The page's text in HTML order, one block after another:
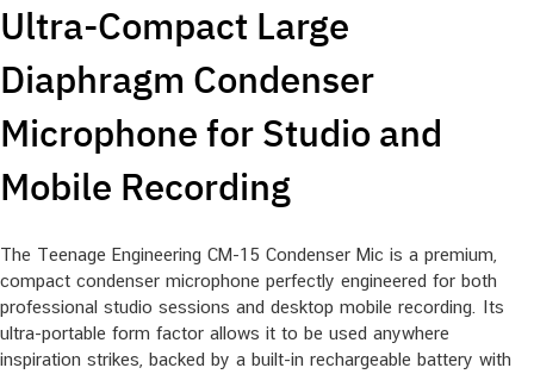
Ultra-Compact Large
Diaphragm Condenser
Microphone for Studio and
Mobile Recording
The Teenage Engineering CM-15 Condenser Mic is a premium,
compact condenser microphone perfectly engineered for both
professional studio sessions and desktop mobile recording. Its
ultra-portable form factor allows it to be used anywhere
inspiration strikes, backed by a built-in rechargeable battery with